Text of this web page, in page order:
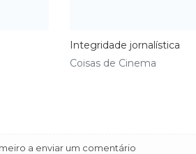
Integridade jornalística
Coisas de Cinema
a enviar um comentário